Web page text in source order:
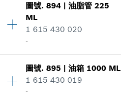
显示的价格不含增值税
數量 1
價格類組
零件信息
顯示在插圖
圖號.894 |油脂管 225
ML
1 615 430 020
-
數量 1
價格類組: 00
圖號.895 |油箱 1000 ML
1 615 430 019
-